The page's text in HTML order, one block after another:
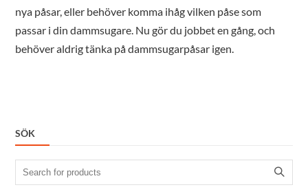
nya påsar, eller behöver komma ihåg vilken påse som
passar i din dammsugare. Nu gör du jobbet en gång, och
behöver aldrig tänka på dammsugarpåsar igen.
SÖK
Search
for: